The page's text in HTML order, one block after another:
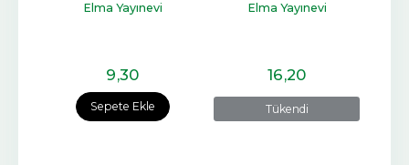
Sepete Ekle
Elma Yayınevi
9,30
Tükendi
Elma Yayınevi
16,20